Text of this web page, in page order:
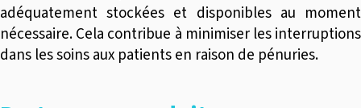
adéquatement stockées et disponibles au moment
nécessaire. Cela contribue à minimiser les interruptions
dans les soins aux patients en raison de pénuries.